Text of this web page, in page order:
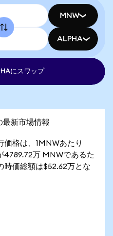
MNW
ALPHA
にスワップ
新市場情報
格は、1MNWあたり
4789.72万 MNWであるた
価総額は$52.62万とな